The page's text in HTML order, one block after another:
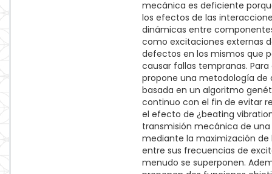
mecánica es deficiente
los efectos de las
dinámicas entre
como excitaciones externas
defectos en los mismos que
causar fallas tempranas. Para
propone una metodología de
basada en un algoritmo
continuo con el fin de evitar
el efecto de ¿beating
transmisión mecánica de
mediante la maximización de
entre sus frecuencias de
menudo se superponen.